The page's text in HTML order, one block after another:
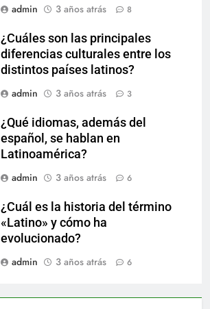
admin
3 años atrás 8
¿Cuáles son las principales
diferencias culturales entre los
distintos países latinos?
admin
3 años atrás 3
¿Qué idiomas, además del
español, se hablan en
Latinoamérica?
admin
3 años atrás 6
¿Cuál es la historia del término
«Latino» y cómo ha
evolucionado?
admin
3 años atrás 6